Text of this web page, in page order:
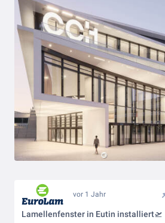
vor 1 Jahr
Lamellenfenster in Eutin installiert🛫